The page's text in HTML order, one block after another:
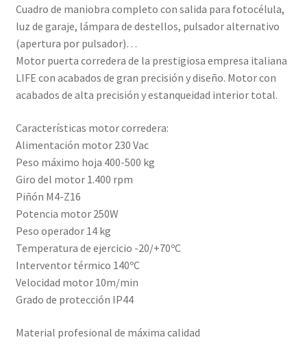
Cuadro de maniobra completo con salida para fotocélula,
luz de garaje, lámpara de destellos, pulsador alternativo
(apertura por pulsador)…
Motor puerta corredera de la prestigiosa empresa italiana
LIFE con acabados de gran precisión y diseño. Motor con
acabados de alta precisión y estanqueidad interior total.
Características motor corredera:
Alimentación motor 230 Vac
Peso máximo hoja 400-500 kg
Giro del motor 1.400 rpm
Piñón M4-Z16
Potencia motor 250W
Peso operador 14 kg
Temperatura de ejercicio -20/+70ºC
Interventor térmico 140ºC
Velocidad motor 10m/min
Grado de protección IP44
Material profesional de máxima calidad